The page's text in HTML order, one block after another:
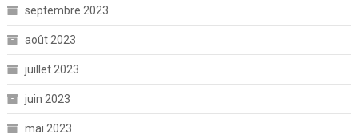
septembre 2023
août 2023
juillet 2023
juin 2023
mai 2023